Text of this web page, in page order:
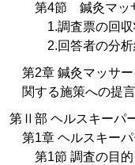
第4節 鍼灸マッ
1.調査票の回
2.回答者の分
第2章 鍼灸マッサ
関する施策への提言
第Ⅱ部 ヘルスキーパ
第1章 ヘルスキー
第1節 調査の目